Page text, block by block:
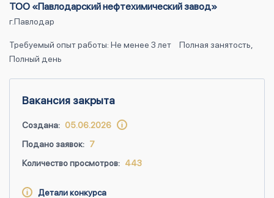
ТОО «Павлодарский нефтехимический завод»
г.Павлодар
Требуемый опыт работы: Не менее 3 лет
Полная занятость,
Полный день
Вакансия закрыта
Создана: 05.06.2026
Подано заявок: 7
Количество просмотров: 443
Детали конкурса